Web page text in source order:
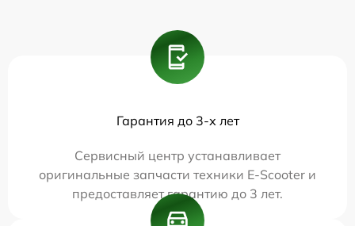
Гарантия до 3-х лет
Сервисный центр устанавливает
оригинальные запчасти техники E-Scooter и
предоставляет гарантию до 3 лет.